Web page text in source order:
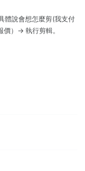
體說會想怎麼剪(我支付
）-> 執行剪輯。